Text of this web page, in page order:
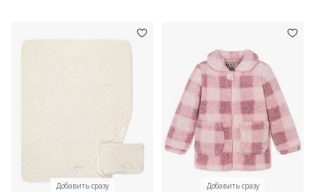
Добавить сразу Добавить сразу